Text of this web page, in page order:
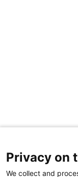
Privacy on
We collect and